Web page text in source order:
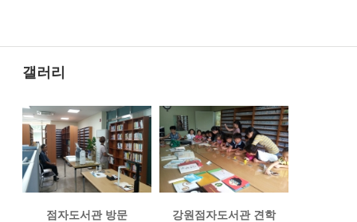
갤러리
점자도서관 방문 강원점자도서관 견학